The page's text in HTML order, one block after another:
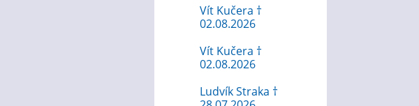
Vít Kučera †
02.08.2026
Vít Kučera †
02.08.2026
Ludvík Straka †